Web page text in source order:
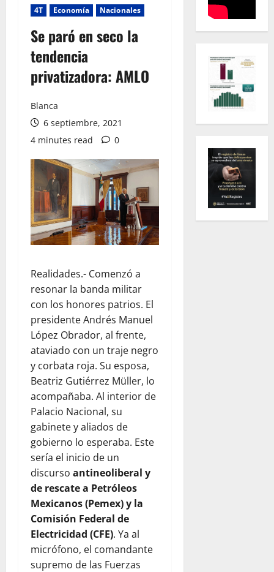
4T Economía Nacionales
Se paró en seco la
tendencia
privatizadora: AMLO
Blanca
6 septiembre, 2021
4 minutes read
0
Realidades.- Comenzó a
resonar la banda militar
con los honores patrios. El
presidente Andrés Manuel
López Obrador, al frente,
ataviado con un traje negro
y corbata roja. Su esposa,
Beatriz Gutiérrez Müller, lo
acompañaba. Al interior de
Palacio Nacional, su
gabinete y aliados de
gobierno lo esperaba. Este
sería el inicio de un
discurso antineoliberal y
de rescate a Petróleos
Mexicanos (Pemex) y la
Comisión Federal de
Electricidad (CFE). Ya al
micrófono, el comandante
supremo de las Fuerzas